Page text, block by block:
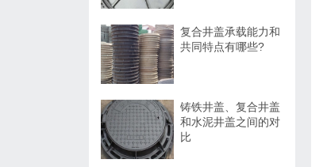
复合井盖承载能力和
共同特点有哪些?
铸铁井盖、复合井盖
和水泥井盖之间的对
比